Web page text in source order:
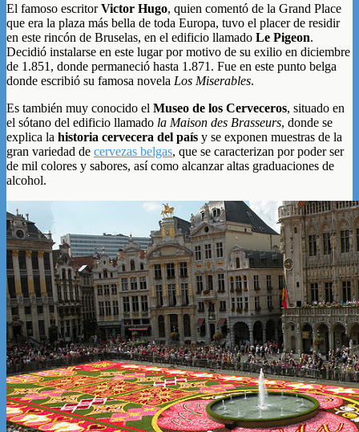
El famoso escritorVictor Hugo, quien comentó de la Grand Place
que era la plaza más bella de toda Europa, tuvo el placer de residir
en este rincón de Bruselas, en el edificio llamado Le Pigeon.
Decidió instalarse en este lugar por motivo de su exilio en diciembre
de 1.851, donde permaneció hasta 1.871. Fue en este punto belga
donde escribió su famosa novela Los Miserables.
Es también muy conocido el Museo de los Cerveceros, situado en
el sótano del edificio llamado la Maison des Brasseurs, donde se
explica la historia cervecera del país y se exponen muestras de la
gran variedad de cervezas belgas, que se caracterizan por poder ser
de mil colores y sabores, así como alcanzar altas graduaciones de
alcohol.